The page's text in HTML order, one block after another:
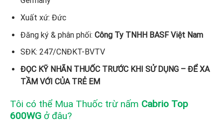
Xuất xứ: Đức
Đăng ký & phân phối: Công Ty TNHH BASF Việt Nam
SĐK: 247/CNĐKT-BVTV
ĐỌC KỸ NHÃN THUỐC TRƯỚC KHI SỬ DỤNG – ĐỂ XA
TẦM VỚI CỦA TRẺ EM
Tôi có thể Mua Thuốc trừ nấm Cabrio Top
600WG ở đâu?